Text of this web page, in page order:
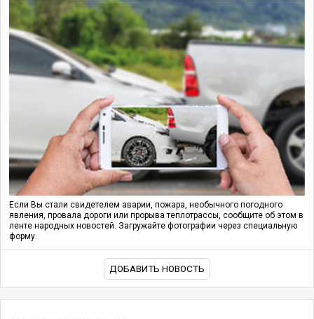
Если Вы стали свидетелем аварии, пожара, необычного погодного
явления, провала дороги или прорыва теплотрассы, сообщите об этом в
ленте народных новостей. Загружайте фотографии через специальную
форму.
ДОБАВИТЬ НОВОСТЬ